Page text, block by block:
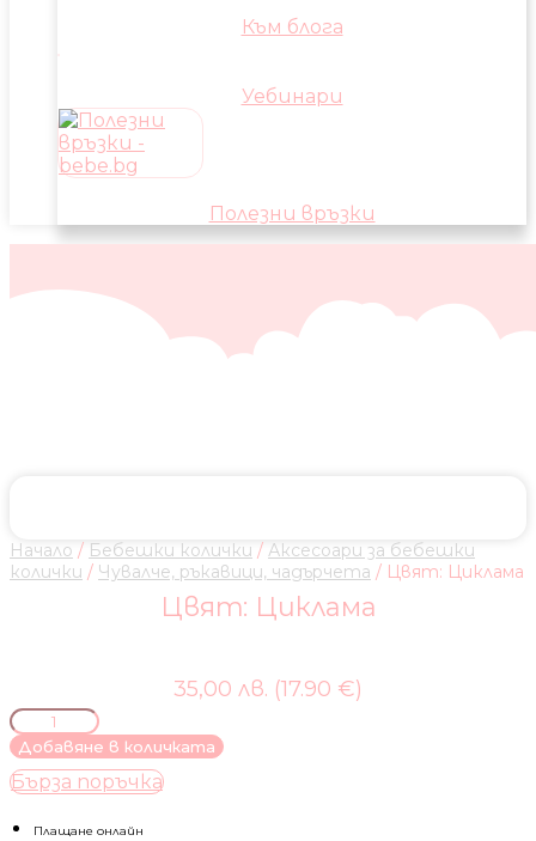
Към блога
Уебинари
Полезни връзки
Начало / Бебешки колички / Аксесоари за бебешки
колички / Чувалче, ръкавици, чадърчета / Цвят: Циклама
Цвят: Циклама
35,00 лв. (17.90 €)
количество
за
Цвят:
Циклама
Добавяне в количката
Бърза поръчка
Плащане онлайн